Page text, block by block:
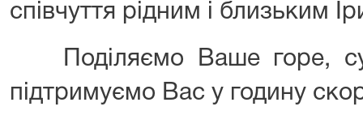
співчуття рідним і близьким
Поділяємо Ваше горе,
підтримуємо Вас у годину